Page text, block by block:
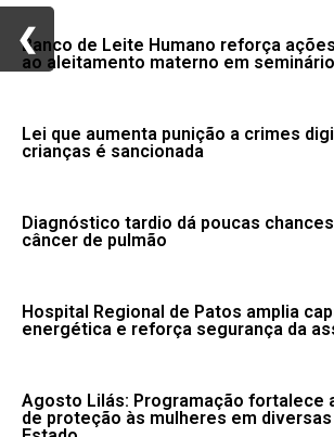
Banco de Leite Humano reforça
ao aleitamento materno em seminário
Lei que aumenta punição a crimes
crianças é sancionada
Diagnóstico tardio dá poucas
câncer de pulmão
Hospital Regional de Patos amplia
energética e reforça segurança da
Agosto Lilás: Programação fortalece
de proteção às mulheres em
❮
❮